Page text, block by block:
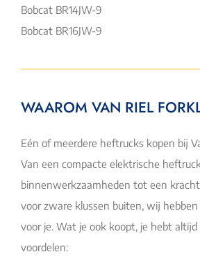
Bobcat BR14JW-9
Bobcat BR16JW-9
WAAROM VAN RIEL
Eén of meerdere heftrucks kopen bij
Van een compacte elektrische
binnenwerkzaamheden tot een
voor zware klussen buiten, wij
voor je. Wat je ook koopt, je hebt altijd
voordelen: